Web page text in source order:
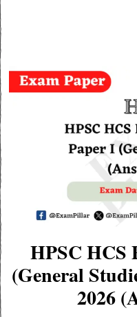
HPSC HCS
(General
2026